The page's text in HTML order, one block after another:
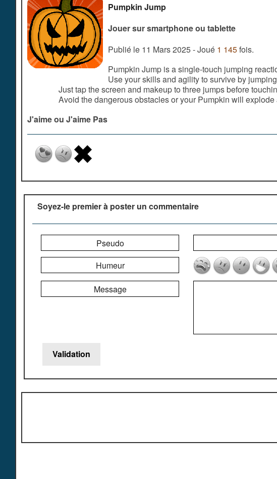
Pumpkin Jump
Jouer sur smartphone ou tablette
Publié le 11 Mars 2025 - Joué 1 145fois.
Pumpkin Jump is a single-touch jumping
Use your skills and agility to survive by
Just tap the screen and makeup to three jumps before
Avoid the dangerous obstacles or your Pumpkin will
J'aime ou J'aime Pas
Soyez-le premier à poster un commentaire
Pseudo
Humeur
Message